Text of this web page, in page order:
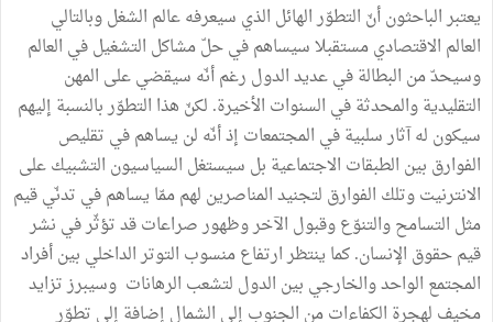
يعتبر الباحثون أنّ التطوّر الهائل الذي سيعرفه عالم الشغل وبالتالي
العالم الاقتصادي مستقبلا سيساهم في حلّ مشاكل التشغيل في العالم
وسيحدّ من البطالة في عديد الدول رغم أنّه سيقضي على المهن
التقليدية والمحدثة في السنوات الأخيرة. لكنّ هذا التطوّر بالنسبة إليهم
سيكون له آثار سلبية في المجتمعات إذ أنّه لن يساهم في تقليص
الفوارق بين الطبقات الاجتماعية بل سيستغل السياسيون التشبيك على
الانترنيت وتلك الفوارق لتجنيد المناصرين لهم ممّا يساهم في تدنّي قيم
مثل التسامح والتنوّع وقبول الآخر وظهور صراعات قد تؤثّر في نشر
قيم حقوق الإنسان. كما ينتظر ارتفاع منسوب التوتر الداخلي بين أفراد
المجتمع الواحد والخارجي بين الدول لتشعب الرهانات وسيبرز تزايد
مخيف لهجرة الكفاءات من الجنوب إلى الشمال إضافة إلى تطوّر